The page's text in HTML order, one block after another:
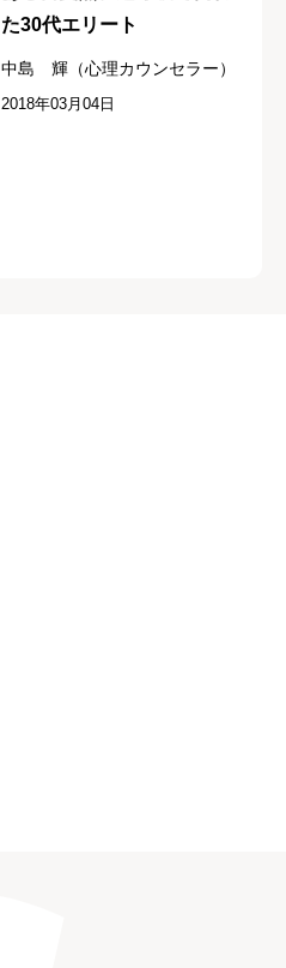
た30代エリート
中島 輝（心理カウンセラー）
2018年03月04日